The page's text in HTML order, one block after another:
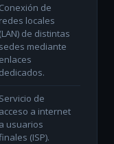
Conexión de
redes locales
(LAN) de distintas
sedes mediante
enlaces
dedicados.
Servicio de
acceso a internet
a usuarios
(ISP).